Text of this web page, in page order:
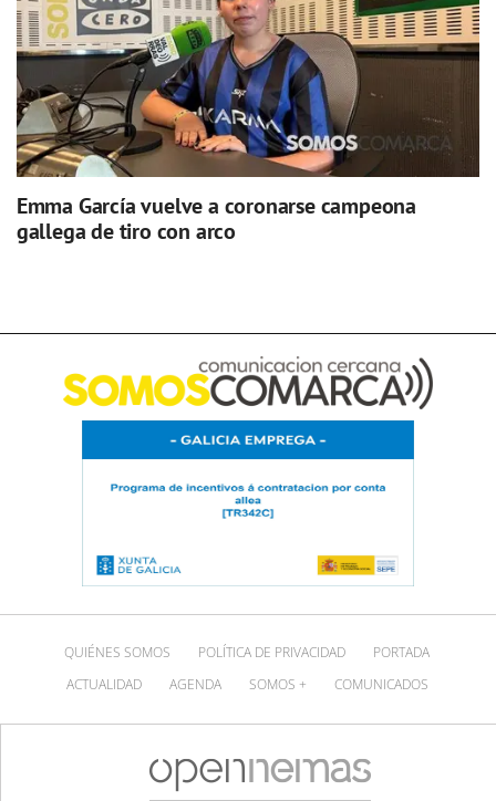
Emma García vuelve a coronarse campeona
gallega de tiro con arco
QUIÉNES SOMOS POLÍTICA DE PRIVACIDAD
PORTADA
ACTUALIDAD
AGENDA SOMOS + COMUNICADOS